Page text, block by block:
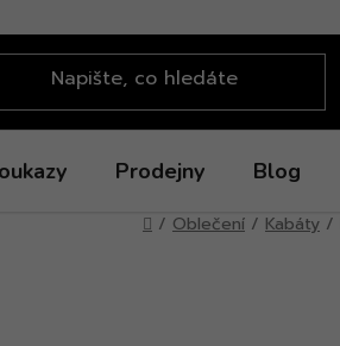
Prodejny Blog
Domů
/ Oblečení / Kabáty /